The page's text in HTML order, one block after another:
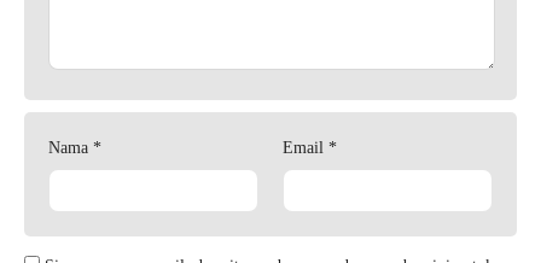
Nama * Email *